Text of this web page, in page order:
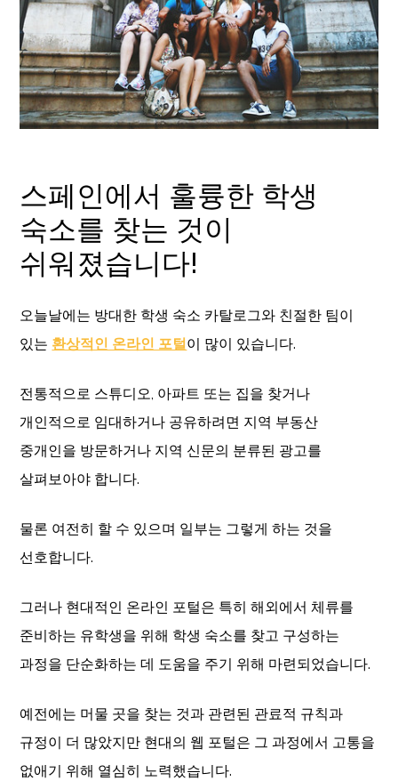
스페인에서 훌륭한 학생
숙소를 찾는 것이
쉬워졌습니다!
오늘날에는 방대한 학생 숙소 카탈로그와 친절한 팀이
있는 환상적인 온라인 포털이 많이 있습니다.
전통적으로 스튜디오, 아파트 또는 집을 찾거나
개인적으로 임대하거나 공유하려면 지역 부동산
중개인을 방문하거나 지역 신문의 분류된 광고를
살펴보아야 합니다.
물론 여전히 할 수 있으며 일부는 그렇게 하는 것을
선호합니다.
그러나 현대적인 온라인 포털은 특히 해외에서 체류를
준비하는 유학생을 위해 학생 숙소를 찾고 구성하는
과정을 단순화하는 데 도움을 주기 위해 마련되었습니다.
예전에는 머물 곳을 찾는 것과 관련된 관료적 규칙과
규정이 더 많았지만 현대의 웹 포털은 그 과정에서 고통을
없애기 위해 열심히 노력했습니다.